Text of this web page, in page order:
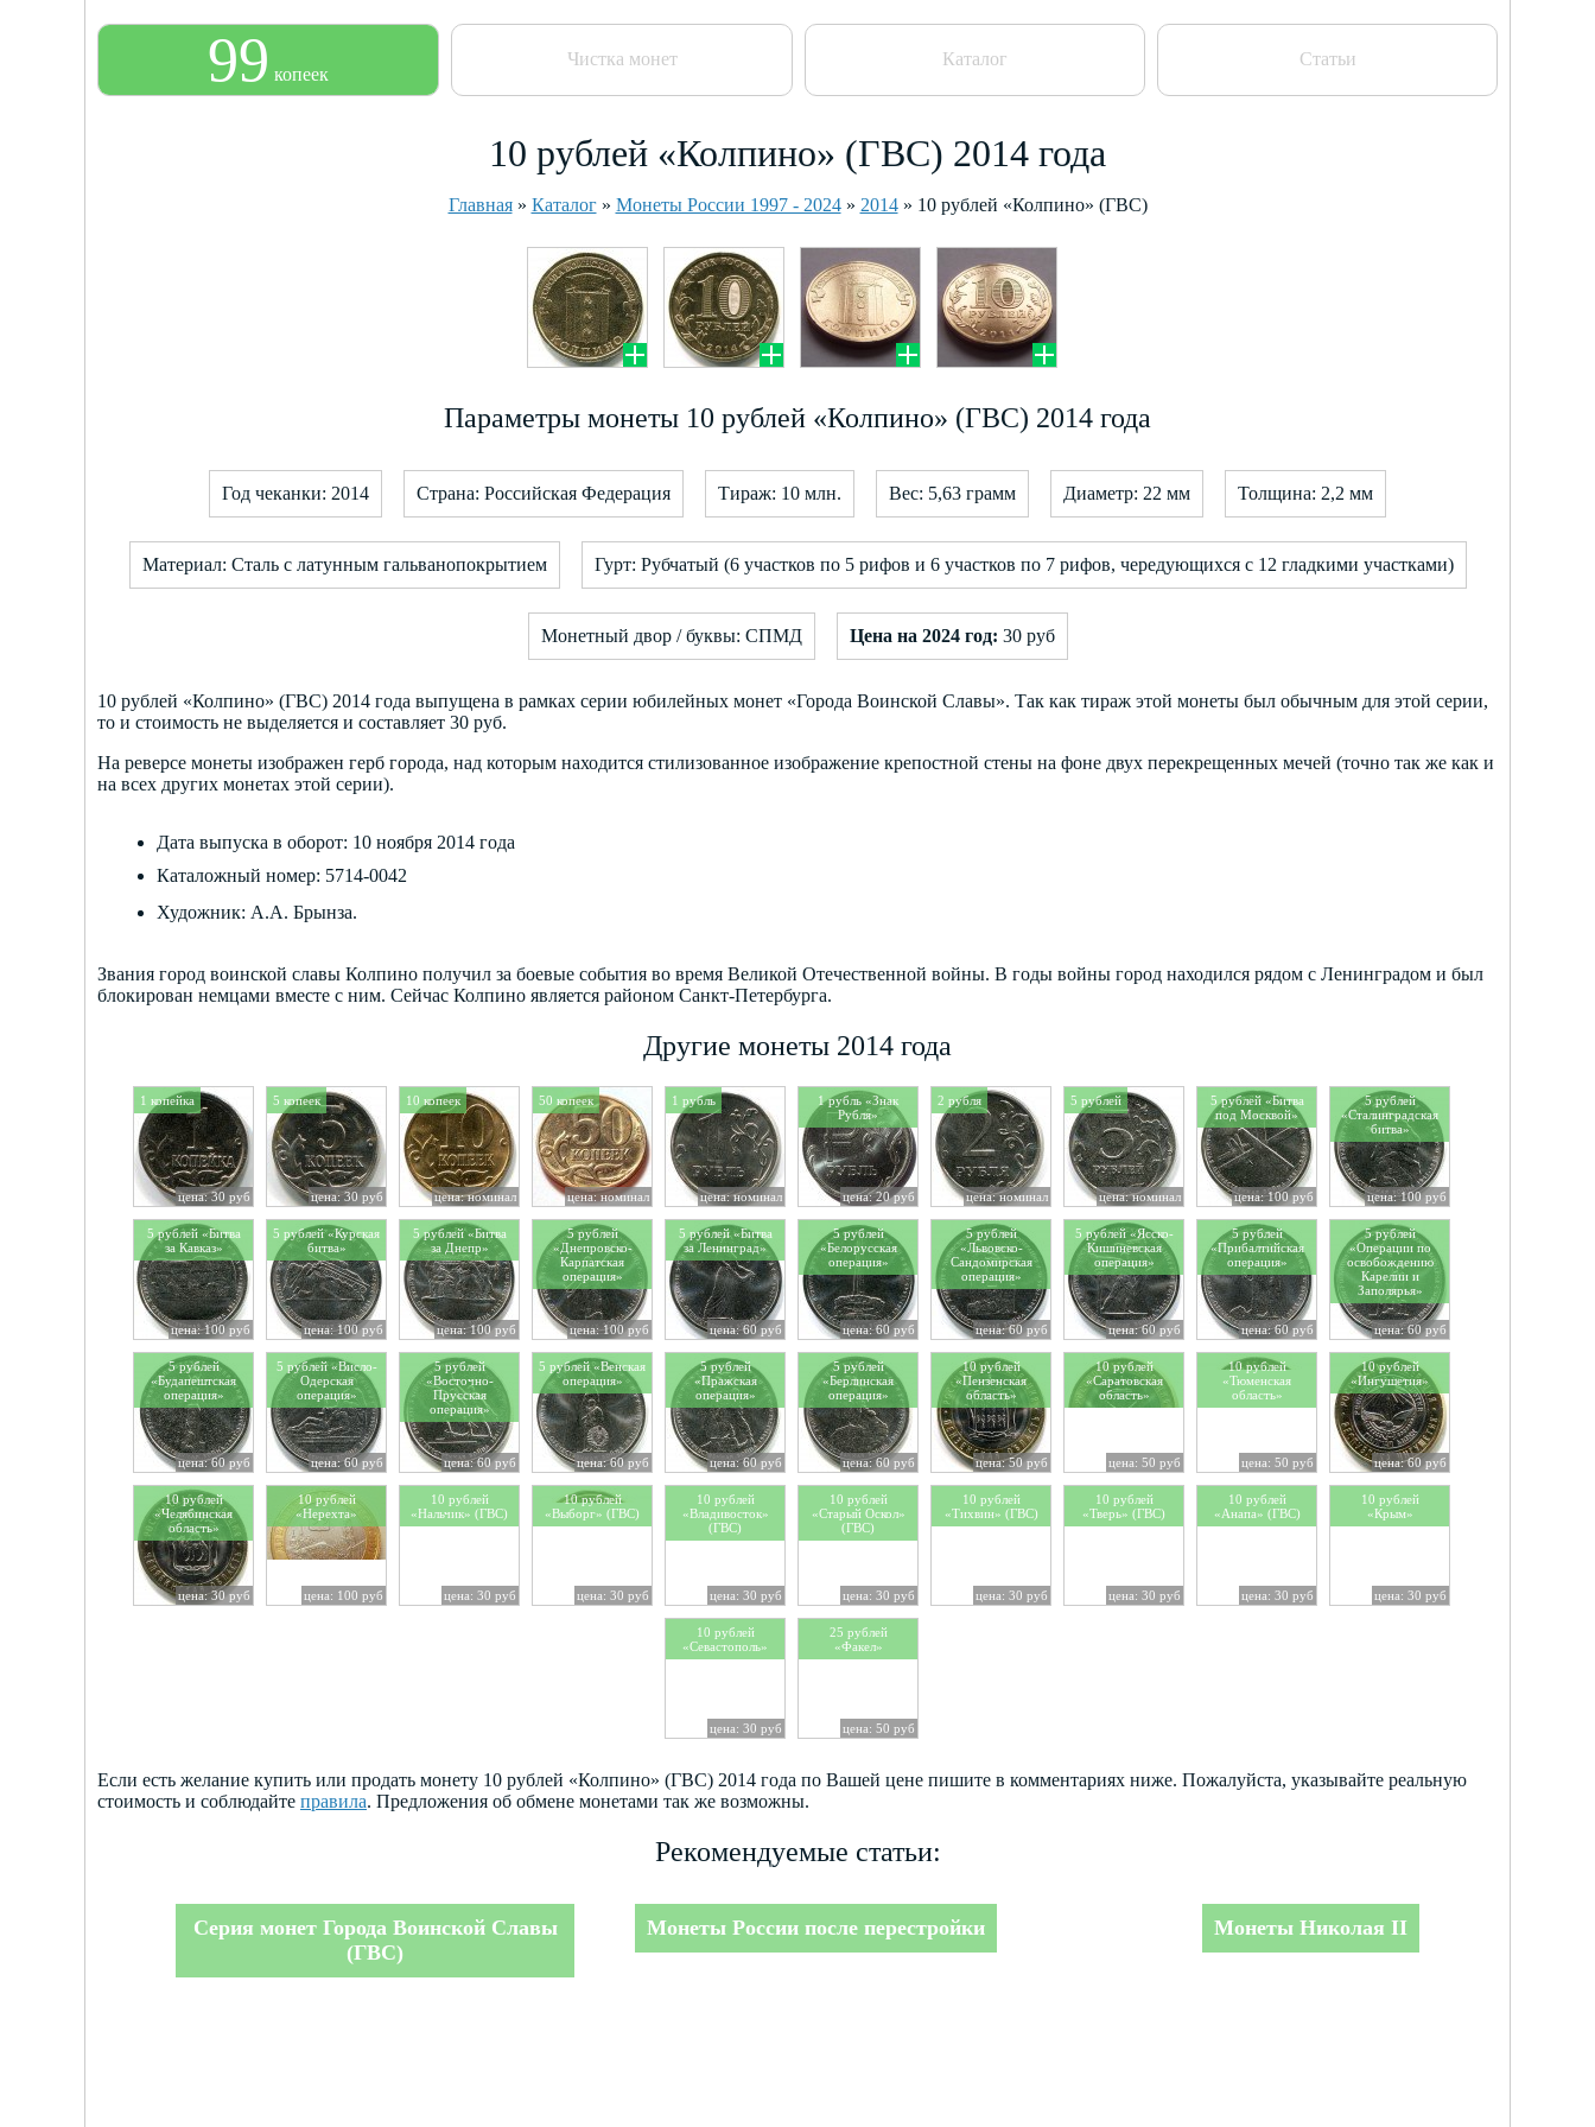
99 копеек
Чистка монет Каталог Статьи
10 рублей «Колпино» (ГВС) 2014 года
Главная» Каталог» Монеты России 1997 - 2024» 2014» 10 рублей «Колпино» (ГВС)
Параметры монеты 10 рублей «Колпино» (ГВС) 2014 года
Год чеканки: 2014 Страна: Российская Федерация Тираж: 10 млн. Вес: 5,63 грамм Диаметр: 22 мм Толщина: 2,2 мм
Материал: Сталь с латунным гальванопокрытием Гурт: Рубчатый (6 участков по 5 рифов и 6 участков по 7 рифов, чередующихся с 12 гладкими участками)
Монетный двор / буквы: СПМД Цена на 2024 год: 30 руб
10 рублей «Колпино» (ГВС) 2014 года выпущена в рамках серии юбилейных монет «Города Воинской Славы». Так как тираж этой монеты был обычным для этой серии,
то и стоимость не выделяется и составляет 30 руб.
На реверсе монеты изображен герб города, над которым находится стилизованное изображение крепостной стены на фоне двух перекрещенных мечей (точно так же как и
на всех других монетах этой серии).
Дата выпуска в оборот: 10 ноября 2014 года
Каталожный номер: 5714-0042
Художник: А.А. Брынза.
Звания город воинской славы Колпино получил за боевые события во время Великой Отечественной войны. В годы войны город находился рядом с Ленинградом и был
блокирован немцами вместе с ним. Сейчас Колпино является районом Санкт-Петербурга.
Другие монеты 2014 года
1 копейка
цена: 30 руб
5 копеек
цена: 30 руб
10 копеек
цена: номинал
50 копеек
цена: номинал
1 рубль
цена: номинал
1 рубль «Знак
Рубля»
цена: 20 руб
2 рубля
цена: номинал
5 рублей
цена: номинал
5 рублей «Битва
под Москвой»
цена: 100 руб
5 рублей
«Сталинградская
битва»
цена: 100 руб
5 рублей «Битва
за Кавказ»
цена: 100 руб
5 рублей «Курская
битва»
цена: 100 руб
5 рублей «Битва
за Днепр»
цена: 100 руб
5 рублей
«Днепровско-
Карпатская
операция»
цена: 100 руб
5 рублей «Битва
за Ленинград»
цена: 60 руб
5 рублей
«Белорусская
операция»
цена: 60 руб
5 рублей
«Львовско-
Сандомирская
операция»
цена: 60 руб
5 рублей «Ясско-
Кишиневская
операция»
цена: 60 руб
5 рублей
«Прибалтийская
операция»
цена: 60 руб
5 рублей
«Операции по
освобождению
Карелии и
Заполярья»
цена: 60 руб
5 рублей
«Будапештская
операция»
цена: 60 руб
5 рублей «Висло-
Одерская
операция»
цена: 60 руб
5 рублей
«Восточно-
Прусская
операция»
цена: 60 руб
5 рублей «Венская
операция»
цена: 60 руб
5 рублей
«Пражская
операция»
цена: 60 руб
5 рублей
«Берлинская
операция»
цена: 60 руб
10 рублей
«Пензенская
область»
цена: 50 руб
10 рублей
«Саратовская
область»
цена: 50 руб
10 рублей
«Тюменская
область»
цена: 50 руб
10 рублей
«Ингушетия»
цена: 60 руб
10 рублей
«Челябинская
область»
цена: 30 руб
10 рублей
«Нерехта»
цена: 100 руб
10 рублей
«Нальчик» (ГВС)
цена: 30 руб
10 рублей
«Выборг» (ГВС)
цена: 30 руб
10 рублей
«Владивосток»
(ГВС)
цена: 30 руб
10 рублей
«Старый Оскол»
(ГВС)
цена: 30 руб
10 рублей
«Тихвин» (ГВС)
цена: 30 руб
10 рублей
«Тверь» (ГВС)
цена: 30 руб
10 рублей
«Анапа» (ГВС)
цена: 30 руб
10 рублей
«Крым»
цена: 30 руб
10 рублей
«Севастополь»
цена: 30 руб
25 рублей
«Факел»
цена: 50 руб
Если есть желание купить или продать монету 10 рублей «Колпино» (ГВС) 2014 года по Вашей цене пишите в комментариях ниже. Пожалуйста, указывайте реальную
стоимость и соблюдайте правила. Предложения об обмене монетами так же возможны.
Рекомендуемые статьи:
Серия монет Города Воинской Славы
(ГВС)
Монеты России после перестройки Монеты Николая II